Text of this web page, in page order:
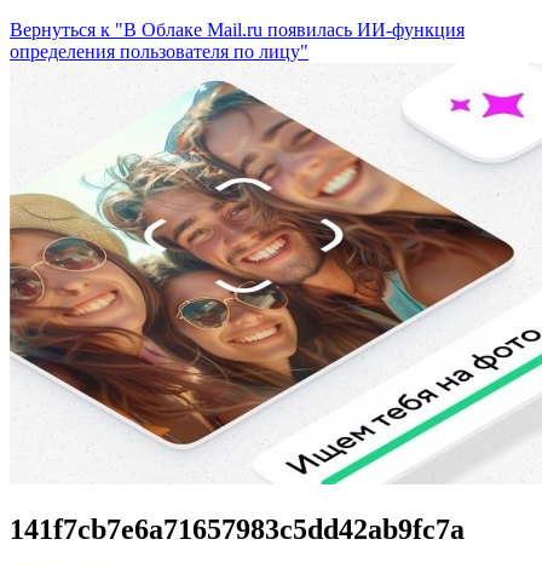
Вернуться к "В Облаке Mail.ru появилась ИИ-функция
определения пользователя по лицу"
141f7cb7e6a71657983c5dd42ab9fc7a